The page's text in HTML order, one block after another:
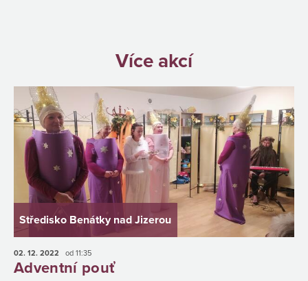
Více akcí
Středisko Benátky nad Jizerou
02. 12. 2022 od 11:35
Adventní pouť